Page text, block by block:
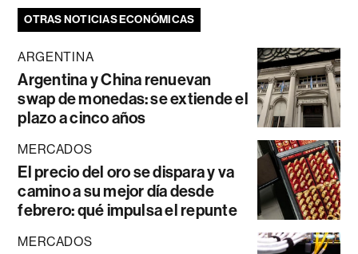
OTRAS NOTICIAS ECONÓMICAS
ARGENTINA
Argentina y China renuevan
swap de monedas: se extiende el
plazo a cinco años
MERCADOS
El precio del oro se dispara y va
camino a su mejor día desde
febrero: qué impulsa el repunte
MERCADOS